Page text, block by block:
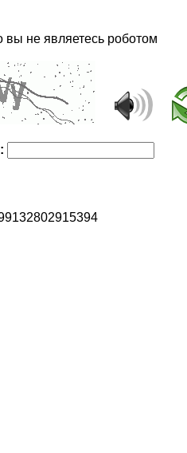
вы не являетесь роботом